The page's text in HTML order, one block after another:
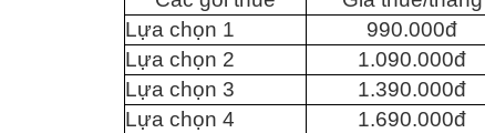
Lựa chọn 1
990.000đ
Lựa chọn 2
1.090.000đ
Lựa chọn 3
1.390.000đ
Lựa chọn 4
1.690.000đ